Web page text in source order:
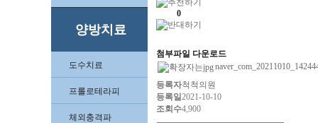
양방치료
도수치료
프롤로테라피
체외충격파
0
첨부파일 다운로드
등록자척척의원
등록일2021-10-10
조회수4,900